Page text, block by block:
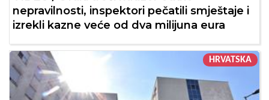
nepravilnosti, inspektori pečatili smještaje i
izrekli kazne veće od dva milijuna eura
HRVATSKA